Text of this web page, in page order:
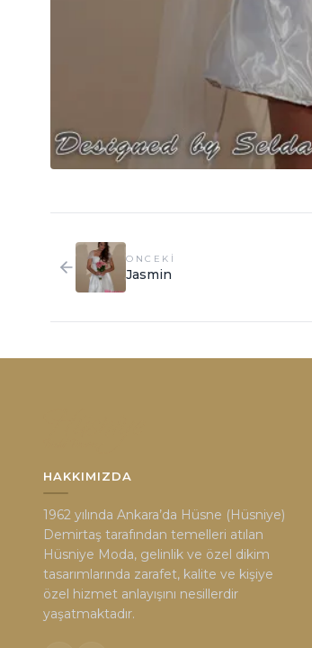
ONCEKI
Jasmin
HAKKIMIZDA
1962 yılında Ankara’da Hüsne (Hüsniye)
Demirtaş tarafından temelleri atılan
Hüsniye Moda, gelinlik ve özel dikim
tasarımlarında zarafet, kalite ve kişiye
özel hizmet anlayışını nesillerdir
yaşatmaktadır.